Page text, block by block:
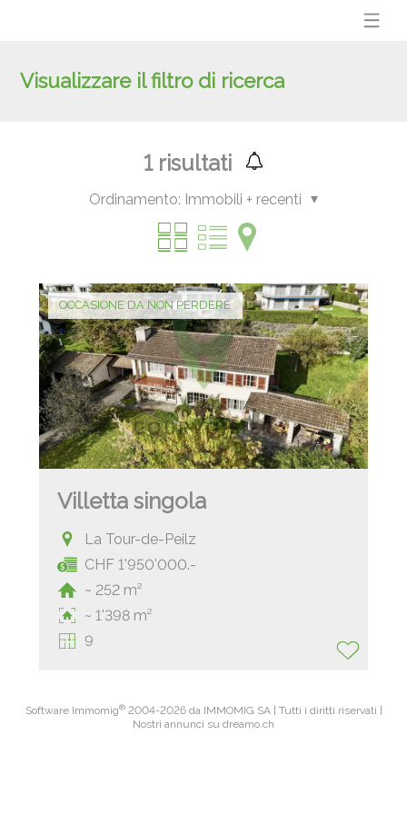
Visualizzare il filtro di ricerca
1risultati
Ordinamento: Immobili + recenti
OCCASIONE DA NON PERDERE
Villetta singola
La Tour-de-Peilz
CHF 1'950'000.-
~ 252 m²
~ 1'398 m²
9
Software Immomig®2004-2026 da IMMOMIG SA | Tutti i diritti riservati |
Nostri annunci su dreamo.ch